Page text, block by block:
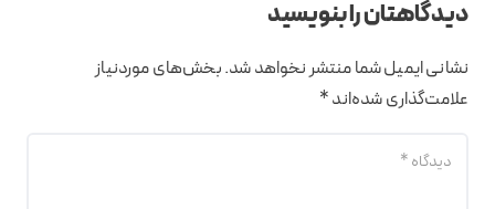
دیدگاهتان را بنویسید
نشانی ایمیل شما منتشر نخواهد شد.بخش‌های موردنیاز
علامت‌گذاری شده‌اند*